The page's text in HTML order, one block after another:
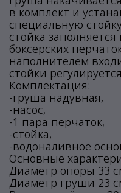
в комплект и
специальную
стойка
боксерских
наполнителем
стойки
Комплектация:
-груша надувная,
-насос,
-1 пара перчаток,
-стойка,
-водоналивное
Основные
Диаметр опоры 33
Диаметр груши 23